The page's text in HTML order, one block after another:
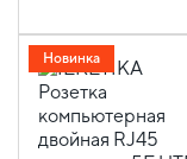
Новинка